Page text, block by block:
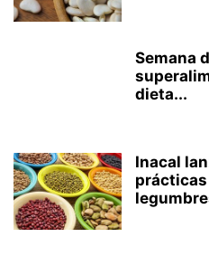
Semana
dieta...
Inacal
prácticas